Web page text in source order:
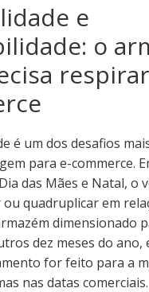
e
o
é um dos desafios
para e-commerce.
das Mães e Natal, o
quadruplicar em
dimensionado
dez meses do ano,
for feito para a
nas datas comerciais.